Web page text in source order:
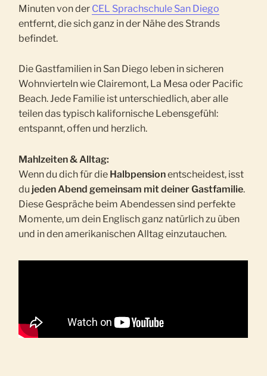
Minuten von der CEL Sprachschule San Diego
entfernt, die sich ganz in der Nähe des Strands
befindet.
Die Gastfamilien in San Diego leben in sicheren
Wohnvierteln wie Clairemont, La Mesa oder Pacific
Beach. Jede Familie ist unterschiedlich, aber alle
teilen das typisch kalifornische Lebensgefühl:
entspannt, offen und herzlich.
Mahlzeiten & Alltag:
Wenn du dich für die Halbpensionentscheidest, isst
du jeden Abend gemeinsam mit deiner Gastfamilie.
Diese Gespräche beim Abendessen sind perfekte
Momente, um dein Englisch ganz natürlich zu üben
und in den amerikanischen Alltag einzutauchen.